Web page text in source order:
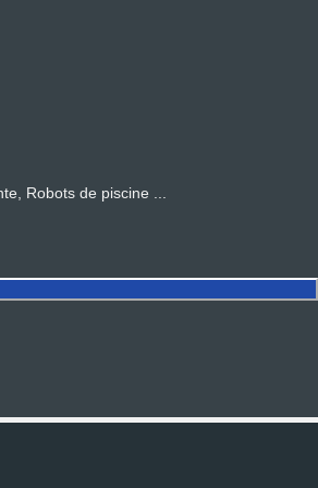
Robots de piscine ...